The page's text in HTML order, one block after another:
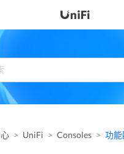
UniFi Consoles 功能